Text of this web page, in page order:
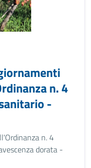
n. 4
-
n. 4
dorata -